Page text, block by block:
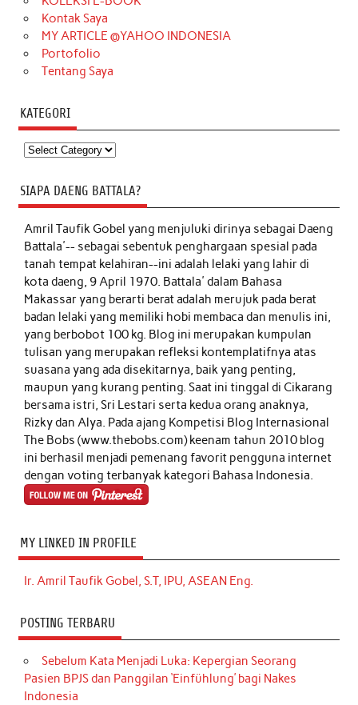
Kontak Saya
MY ARTICLE @YAHOO INDONESIA
Portofolio
Tentang Saya
KATEGORI
Kategori
SIAPA DAENG BATTALA?
Amril Taufik Gobelyang menjuluki dirinya sebagai Daeng
Battala'-- sebagai sebentuk penghargaan spesial pada
tanah tempat kelahiran--ini adalah lelaki yang lahir di
kota daeng, 9 April 1970. Battala' dalam Bahasa
Makassar yang berarti berat adalah merujuk pada berat
badan lelaki yang memiliki hobi membaca dan menulis ini,
yang berbobot 100 kg. Blog ini merupakan kumpulan
tulisan yang merupakan refleksi kontemplatifnya atas
suasana yang ada disekitarnya, baik yang penting,
maupun yang kurang penting. Saat ini tinggal di Cikarang
bersama istri, Sri Lestari serta kedua orang anaknya,
Rizky dan Alya. Pada ajang Kompetisi Blog Internasional
The Bobs (www.thebobs.com) keenam tahun 2010 blog
ini berhasil menjadi pemenang favorit pengguna internet
dengan voting terbanyak kategori Bahasa Indonesia.
MY LINKED IN PROFILE
Ir. Amril Taufik Gobel, S.T, IPU, ASEAN Eng.
POSTING TERBARU
Sebelum Kata Menjadi Luka: Kepergian Seorang
Pasien BPJS dan Panggilan ‘Einfühlung’ bagi Nakes
Indonesia